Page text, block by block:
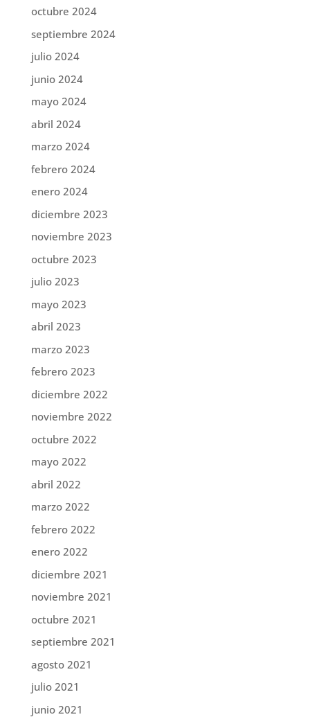
octubre 2024
septiembre 2024
julio 2024
junio 2024
mayo 2024
abril 2024
marzo 2024
febrero 2024
enero 2024
diciembre 2023
noviembre 2023
octubre 2023
julio 2023
mayo 2023
abril 2023
marzo 2023
febrero 2023
diciembre 2022
noviembre 2022
octubre 2022
mayo 2022
abril 2022
marzo 2022
febrero 2022
enero 2022
diciembre 2021
noviembre 2021
octubre 2021
septiembre 2021
agosto 2021
julio 2021
junio 2021